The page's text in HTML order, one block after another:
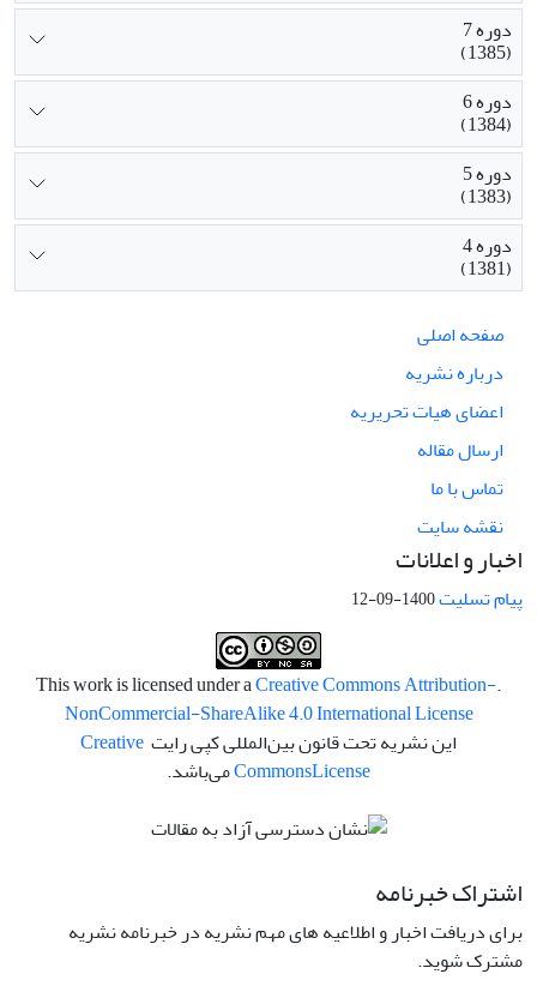
دوره 7
(1385)
دوره 6
(1384)
دوره 5
(1383)
دوره 4
(1381)
صفحه اصلی
درباره نشریه
اعضای هیات تحریریه
ارسال مقاله
تماس با ما
نقشه سایت
اخبار و اعلانات
پیام تسلیت1400-09-12
.This work is licensed under a
Creative Commons Attribution-
NonCommercial-ShareAlike 4.0 International License
این نشریه تحت قانون بین‌المللی کپی رایت Creative
CommonsLicense می‌باشد.
اشتراک خبرنامه
برای دریافت اخبار و اطلاعیه های مهم نشریه در خبرنامه نشریه
مشترک شوید.